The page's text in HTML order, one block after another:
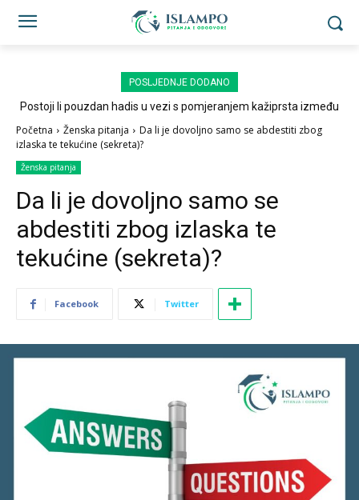
POSLJEDNJE DODANO
Postoji li pouzdan hadis u vezi s pomjeranjem kažiprsta između
Početna Ženska pitanja
Da li je dovoljno samo se abdestiti zbog
izlaska te tekućine (sekreta)?
Ženska pitanja
Da li je dovoljno samo se
abdestiti zbog izlaska te
tekućine (sekreta)?
Facebook Twitter